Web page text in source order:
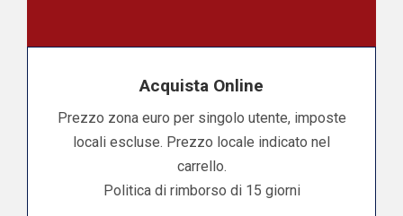
Acquista Online
Prezzo zona euro per singolo utente, imposte
locali escluse. Prezzo locale indicato nel
carrello.
Politica di rimborso di 15 giorni